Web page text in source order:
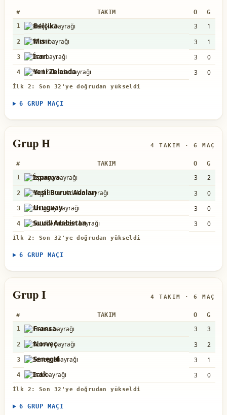
# TAKIM O G
1
Belçika 3 1
2 Mısır 3 1
3 İran 3 0
4 Yeni Zelanda 3 0
İlk 2: Son 32'ye doğrudan yükseldi
6 GRUP MAÇI
Grup H 4 TAKIM · 6 MAÇ
# TAKIM O G
1
İspanya 3 2
2 Yeşil Burun Adaları 3 0
3 Uruguay 3 0
4 Suudi Arabistan 3 0
İlk 2: Son 32'ye doğrudan yükseldi
6 GRUP MAÇI
Grup I 4 TAKIM · 6 MAÇ
# TAKIM O G
1
Fransa 3 3
2 Norveç 3 2
3 Senegal 3 1
4 Irak 3 0
İlk 2: Son 32'ye doğrudan yükseldi
6 GRUP MAÇI